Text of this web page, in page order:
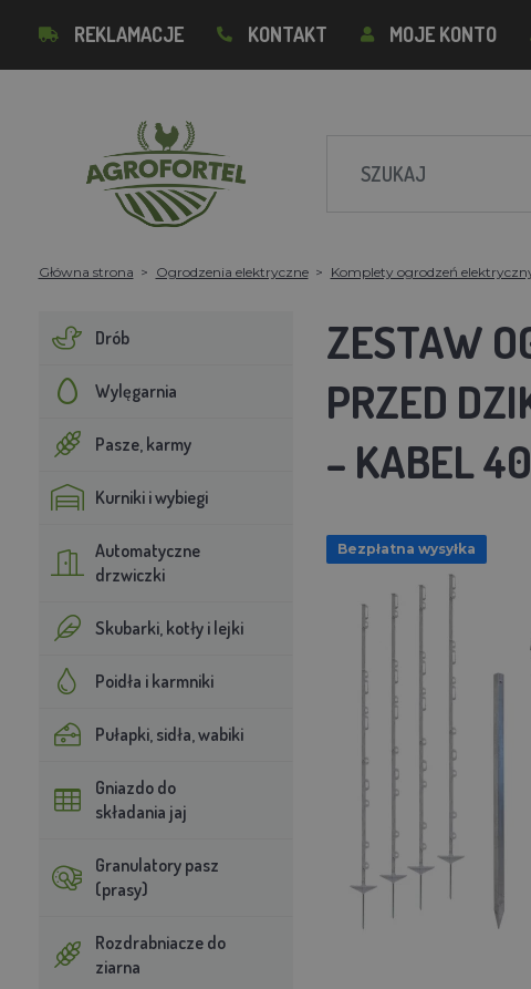
REKLAMACJE KONTAKT MOJE KONTO
Główna strona Ogrodzenia elektryczne Komplety ogrodzeń
Drób
Wylęgarnia
Pasze, karmy
Kurniki i wybiegi
Automatyczne
drzwiczki
Skubarki, kotły i lejki
Poidła i karmniki
Pułapki, sidła, wabiki
Gniazdo do
składania jaj
Granulatory pasz
(prasy)
Rozdrabniacze do
ziarna
ZESTAW
PRZED
– KABEL
Bezpłatna wysyłka